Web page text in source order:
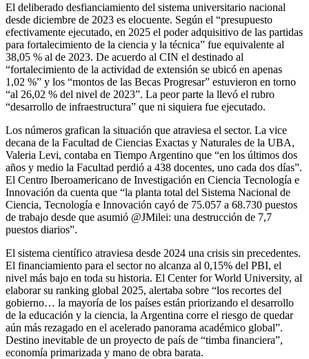
El deliberado desfianciamiento del sistema universitario nacional
desde diciembre de 2023 es elocuente. Según el “presupuesto
efectivamente ejecutado, en 2025 el poder adquisitivo de las partidas
para fortalecimiento de la ciencia y la técnica” fue equivalente al
38,05 % al de 2023. De acuerdo al CIN el destinado al
“fortalecimiento de la actividad de extensión se ubicó en apenas
1,02 %” y los “montos de las Becas Progresar” estuvieron en torno
“al 26,02 % del nivel de 2023”. La peor parte la llevó el rubro
“desarrollo de infraestructura” que ni siquiera fue ejecutado.
Los números grafican la situación que atraviesa el sector. La vice
decana de la Facultad de Ciencias Exactas y Naturales de la UBA,
Valeria Levi, contaba en Tiempo Argentino que “en los últimos dos
años y medio la Facultad perdió a 438 docentes, uno cada dos días”.
El Centro Iberoamericano de Investigación en Ciencia Tecnología e
Innovación da cuenta que “la planta total del Sistema Nacional de
Ciencia, Tecnología e Innovación cayó de 75.057 a 68.730 puestos
de trabajo desde que asumió @JMilei: una destrucción de 7,7
puestos diarios”.
El sistema científico atraviesa desde 2024 una crisis sin precedentes.
El financiamiento para el sector no alcanza al 0,15% del PBI, el
nivel más bajo en toda su historia. El Center for World University, al
elaborar su ranking global 2025, alertaba sobre “los recortes del
gobierno… la mayoría de los países están priorizando el desarrollo
de la educación y la ciencia, la Argentina corre el riesgo de quedar
aún más rezagado en el acelerado panorama académico global”.
Destino inevitable de un proyecto de país de “timba financiera”,
economía primarizada y mano de obra barata.